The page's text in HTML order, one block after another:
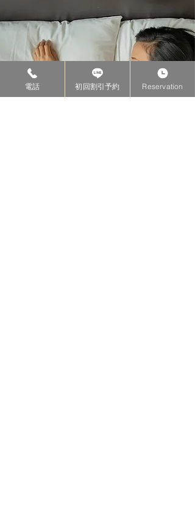
電話 初回割引予約 Reservation